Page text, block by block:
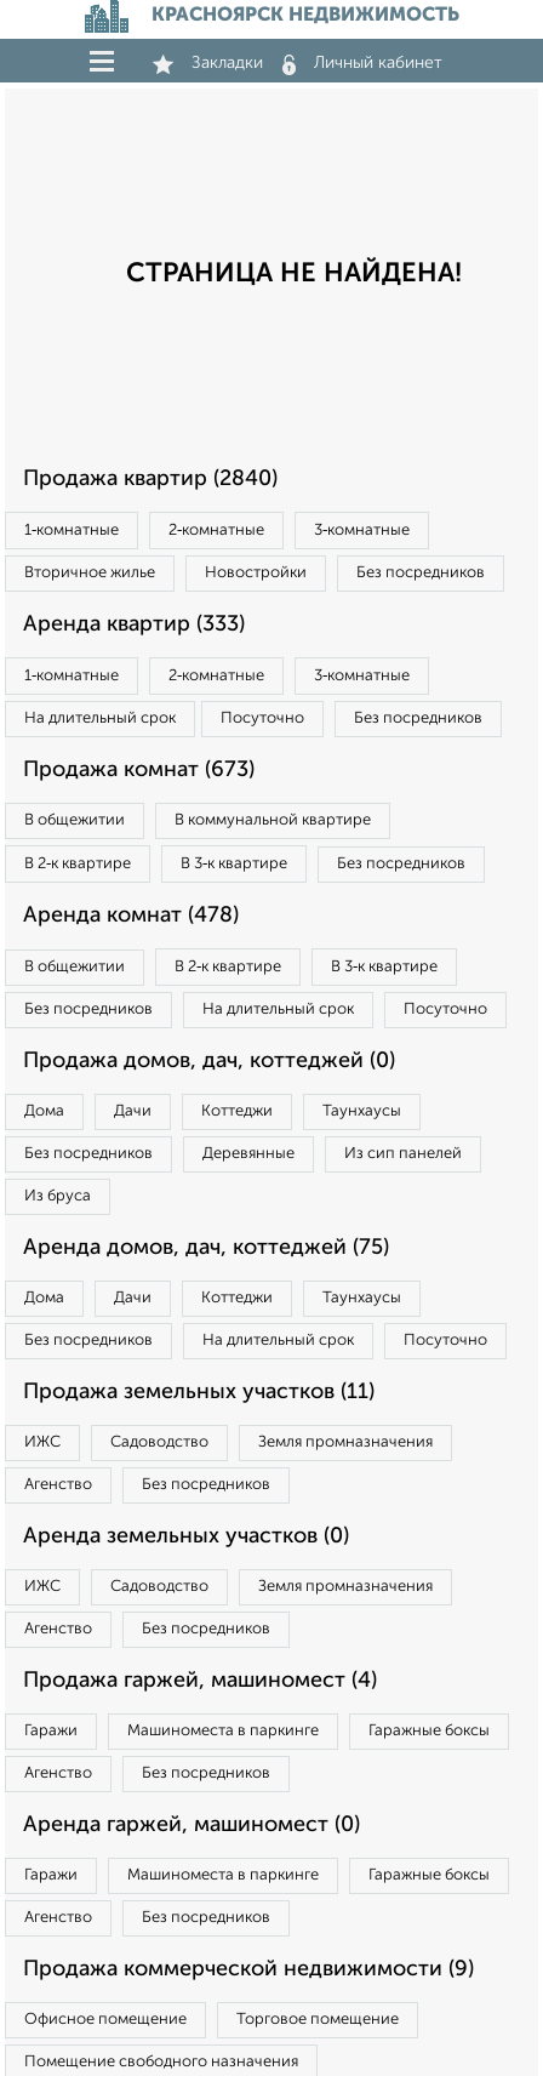
КРАСНОЯРСК НЕДВИЖИМОСТЬ
Закладки Личный кабинет
СТРАНИЦА НЕ НАЙДЕНА!
Продажа квартир (2840)
1‑комнатные 2‑комнатные 3‑комнатные
Вторичное жилье Новостройки Без посредников
Аренда квартир (333)
1‑комнатные 2‑комнатные 3‑комнатные
На длительный срок Посуточно Без посредников
Продажа комнат (673)
В общежитии В коммунальной квартире
В 2‑к квартире В 3‑к квартире Без посредников
Аренда комнат (478)
В общежитии В 2‑к квартире В 3‑к квартире
Без посредников На длительный срок Посуточно
Продажа домов, дач, коттеджей (0)
Дома Дачи Коттеджи Таунхаусы
Без посредников Деревянные Из сип панелей
Из бруса
Аренда домов, дач, коттеджей (75)
Дома Дачи Коттеджи Таунхаусы
Без посредников На длительный срок Посуточно
Продажа земельных участков (11)
ИЖС Садоводство Земля промназначения
Агенство Без посредников
Аренда земельных участков (0)
ИЖС Садоводство Земля промназначения
Агенство Без посредников
Продажа гаржей, машиномест (4)
Гаражи Машиноместа в паркинге Гаражные боксы
Агенство Без посредников
Аренда гаржей, машиномест (0)
Гаражи Машиноместа в паркинге Гаражные боксы
Агенство Без посредников
Продажа коммерческой недвижимости (9)
Офисное помещение Торговое помещение
Помещение свободного назначения